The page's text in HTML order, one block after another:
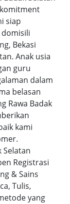
siap
Bekasi
Anak usia
guru
dalam
belasan
Rawa Badak
kami
Selatan
Registrasi
& Sains
Tulis,
yang